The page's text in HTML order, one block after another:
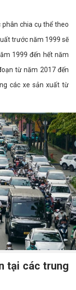
chia cụ thể theo
trước năm 1999 sẽ
1999 đến hết năm
từ năm 2017 đến
các xe sản xuất từ
tại các trung